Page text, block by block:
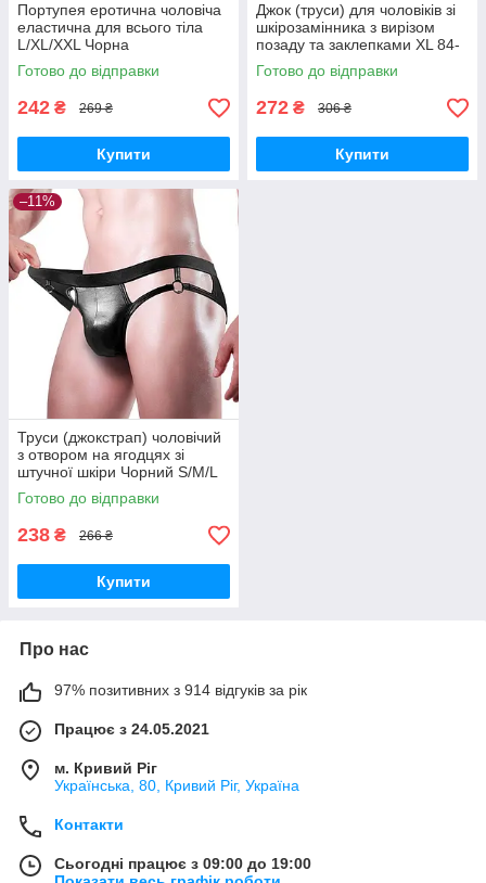
Портупея еротична чоловіча
еластична для всього тіла
L/XL/XXL Чорна
Готово до відправки
242 ₴ 269 ₴
Купити
Джок (труси) для чоловіків зі
шкірозамінника з вирізом
позаду та заклепками XL 84-
90 см Чорний
Готово до відправки
272 ₴ 306 ₴
Купити
–11%
Труси (джокстрап) чоловічий
з отвором на ягодцях зі
штучної шкіри Чорний S/M/L
Готово до відправки
238 ₴ 266 ₴
Купити
Про нас
97% позитивних з 914 відгуків за рік
Працює з 24.05.2021
м. Кривий Ріг
Українська, 80, Кривий Ріг, Україна
Контакти
Сьогодні працює з 09:00 до 19:00